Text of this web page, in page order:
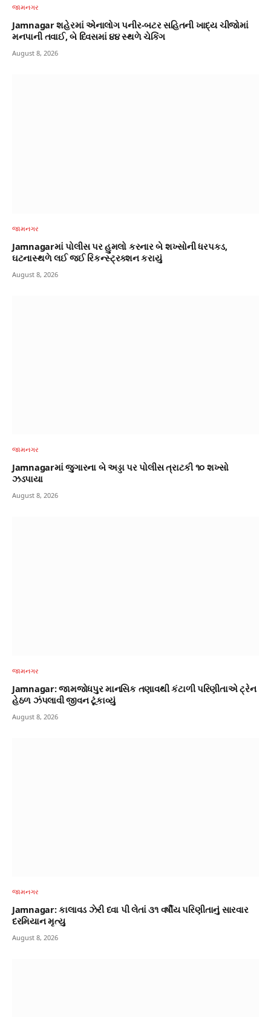
જામનગર
Jamnagar શહેરમાં એનાલોગ પનીર-બટર સહિતની ખાદ્ય ચીજોમાં
મનપાની તવાઈ, બે દિવસમાં ૪૪ સ્થળે ચેકિંગ
August 8, 2026
જામનગર
Jamnagarમાં પોલીસ પર હુમલો કરનાર બે શખ્સોની ધરપકડ,
ઘટનાસ્થળે લઈ જઈ રિકન્સ્ટ્રક્શન કરાયું
August 8, 2026
જામનગર
Jamnagarમાં જુગારના બે અડ્ડા પર પોલીસ ત્રાટકી ૧૦ શખ્સો
ઝડપાયા
August 8, 2026
જામનગર
Jamnagar: જામજોધપુર માનસિક તણાવથી કંટાળી પરિણીતાએ ટ્રેન
હેઠળ ઝંપલાવી જીવન ટૂંકાવ્યું
August 8, 2026
જામનગર
Jamnagar: કાલાવડ ઝેરી દવા પી લેતાં ૩૧ વર્ષીય પરિણીતાનું સારવાર
દરમિયાન મૃત્યુ
August 8, 2026